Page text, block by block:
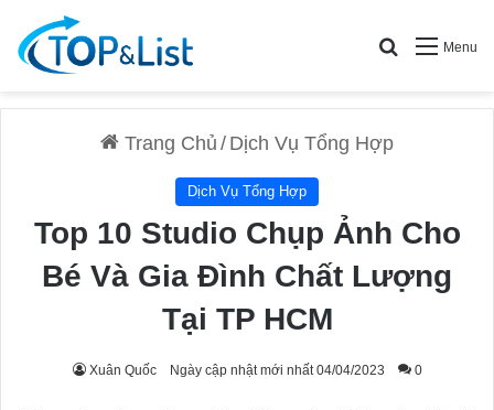
Menu
Search for
Trang Chủ / Dịch Vụ Tổng Hợp
Dịch Vụ Tổng Hợp
Top 10 Studio Chụp Ảnh Cho
Bé Và Gia Đình Chất Lượng
Tại TP HCM
Xuân Quốc Ngày cập nhật mới nhất 04/04/2023 0